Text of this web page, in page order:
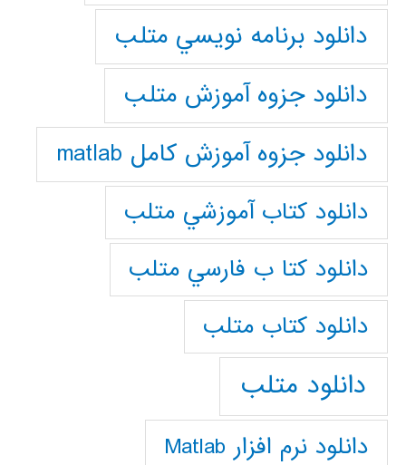
دانلود برنامه نويسي متلب
دانلود جزوه آموزش متلب
دانلود جزوه آموزش کامل matlab
دانلود كتاب آموزشي متلب
دانلود كتا ب فارسي متلب
دانلود كتاب متلب
دانلود متلب
دانلود نرم افزار Matlab